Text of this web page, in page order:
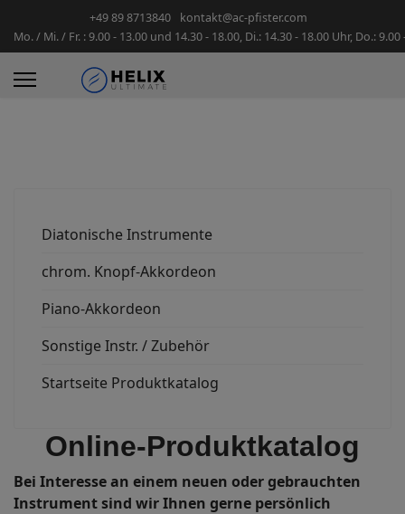
+49 89 8713840
kontakt@ac-pfister.com
Mo. / Mi. / Fr. : 9.00 - 13.00 und 14.30 - 18.00, Di.: 14.30 - 18.00 Uhr, Do.:
Diatonische Instrumente
chrom. Knopf-Akkordeon
Piano-Akkordeon
Sonstige Instr. / Zubehör
Startseite Produktkatalog
Online-Produktkatalog
Bei Interesse an einem neuen oder gebrauchten
Instrument sind wir Ihnen gerne persönlich